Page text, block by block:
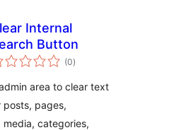
Internal
Button
(0общо
оценки
)
area to clear text
pages,
media, categories,